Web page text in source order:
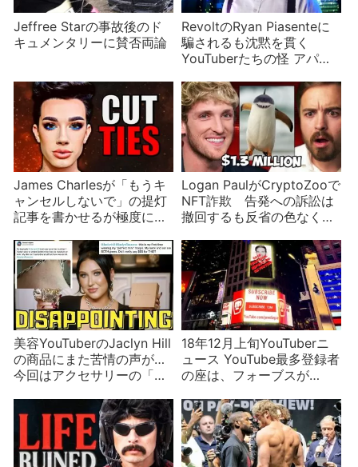
Jeffree Starの事故後のド
キュメンタリーに賛否両論
RevoltのRyan Piasenteに
騙されるも沈黙を貫く
YouTuberたちの怪 アパレ
た？
James Charlesが「もうキ
ャンセルしないで」の提灯
記事を書かせるが極度に曖
わからない
Logan PaulがCryptoZooで
NFT詐欺 告発への訴訟は
撤回するも反省の色なく動
美容YouTuberのJaclyn Hill
の商品にまた苦情の声が…
今回はアクセサリーの「ろ
18年12月上旬YouTuberニ
ュース YouTube最多登録者
の座は、フォーブスが
でまた……